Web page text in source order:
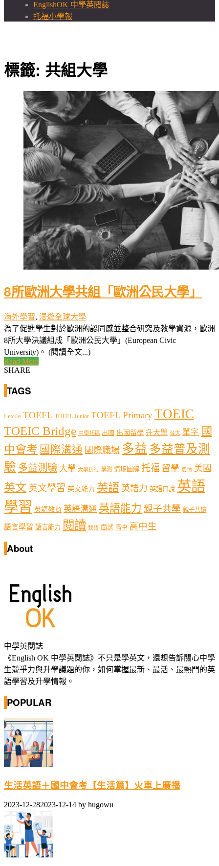
EnglishOK 中學英閱誌
托福小學報
標籤: 共組大學
8所歐洲大學共組「歐洲公民大學」
海外學習, 漫遊全球大學
為了促進學生對於歐洲的認同感並整合研究及教學資源，歐洲
8所大學決議組成「歐洲公民大學」(European Civic
University)。 (閱讀全文...)
Read More
SHARE
TAGS
Lexile TOEFL TOEFL Junior TOEFL PrimaryTOEIC
TOEIC Bridge 中學托福 出國 出國留學 升大學 台大 單字 國
中會考 國際溝通 國際職場 多益 多益普及測
驗 多益測驗 大學 大學排行 學測 情境圖解 托福 留學 疫情 美國
英文 英文學習 英文能力 英語 英語力 英語口說 英語
學習 英語教育 英語溝通 英語能力 親子共學 親子共讀
語言學習 語言能力 閱讀 雙語 面試 高中 高中生
About
中學英閱誌
《English OK 中學英閱誌》不只是學英文，還想告訴關心中學
生競爭力與升學議題的你，如何掌握最新、最活、最熱門的英
語學習及升學情報。
POPULAR
生活英語＋國中會考【生活篇】火車上廣播
2023-12-282023-12-14 by hugowu